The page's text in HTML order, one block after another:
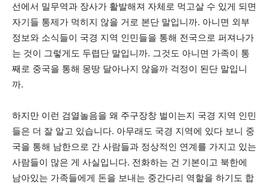
선에서 밀무역과 장사가 활발해져 자체로 먹고살 수 있게 되면
자기들 통제가 먹히지 않을 거로 본단 말입니까. 아니면 외부
정보와 소식들이 국경 지역 인민들을 통해 전국으로 퍼져나가
는 것이 그렇게도 두렵단 말입니까. 그것도 아니면 가족이 통
째로 중국을 통해 몽땅 달아나지 않을까 걱정이 된단 말입니
까.
하지만 이런 검열놀음을 왜 주구장창 벌이는지 국경 지역 인민
들은 더 잘 알고 있습니다. 아무래도 국경 지역에 있다 보니 중
국을 통해 남한으로 간 사람들과 정상적인 연계를 가지고 있는
사람들이 많은 게 사실입니다. 전화하는 건 기본이고 북한에
남아있는 가족들에게 돈을 보내는 중간다리 역할을 하기도 합